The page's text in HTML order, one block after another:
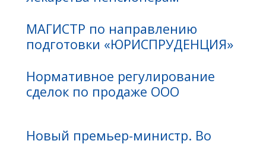
МАГИСТР по направлению
подготовки «ЮРИСПРУДЕНЦИЯ»
Нормативное регулирование
сделок по продаже ООО
Новый премьер-министр. Во